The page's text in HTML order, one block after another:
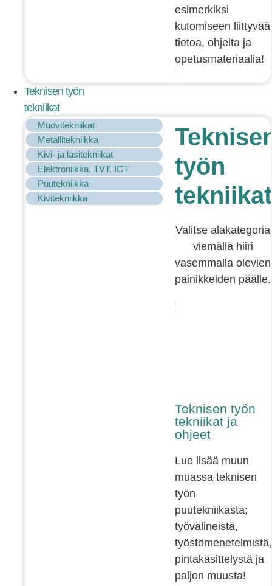
esimerkiksi
kutomiseen liittyvää
tietoa, ohjeita ja
opetusmateriaalia!
Teknisen työn
tekniikat
Muovitekniikat
Metallitekniikka
Kivi- ja lasitekniikat
Elektroniikka, TVT, ICT
Puutekniikka
Kivitekniikka
työn
tekniikat
Valitse alakategoria
viemällä hiiri
vasemmalla olevien
painikkeiden päälle.
Teknisen työn
tekniikat ja
ohjeet
Lue lisää muun
muassa teknisen
työn
puutekniikasta;
työvälineistä,
työstömenetelmistä,
pintakäsittelystä ja
paljon muusta!